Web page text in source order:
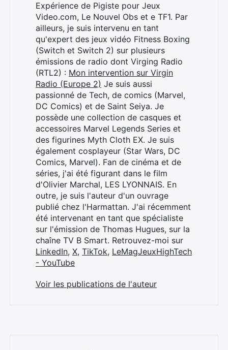
Expérience de Pigiste pour Jeux
Video.com, Le Nouvel Obs et e TF1. Par
ailleurs, je suis intervenu en tant
qu'expert des jeux vidéo Fitness Boxing
(Switch et Switch 2) sur plusieurs
émissions de radio dont Virging Radio
(RTL2) : Mon intervention sur Virgin
Radio (Europe 2) Je suis aussi
passionné de Tech, de comics (Marvel,
DC Comics) et de Saint Seiya. Je
possède une collection de casques et
accessoires Marvel Legends Series et
des figurines Myth Cloth EX. Je suis
également cosplayeur (Star Wars, DC
Comics, Marvel). Fan de cinéma et de
séries, j'ai été figurant dans le film
d'Olivier Marchal, LES LYONNAIS. En
outre, je suis l'auteur d'un ouvrage
publié chez l'Harmattan. J'ai récemment
été intervenant en tant que spécialiste
sur l'émission de Thomas Hugues, sur la
chaîne TV B Smart. Retrouvez-moi sur
LinkedIn, X, TikTok, LeMagJeuxHighTech
- YouTube
Voir les publications de l'auteur